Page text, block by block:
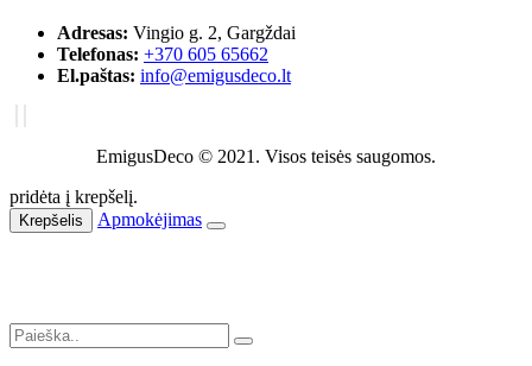
Adresas: Vingio g. 2, Gargždai
Telefonas: +370 605 65662
El.paštas: info@emigusdeco.lt
EmigusDeco © 2021. Visos teisės saugomos.
pridėta į krepšelį.
Krepšelis Apmokėjimas